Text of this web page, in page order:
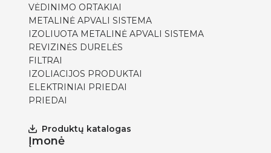
VĖDINIMO ORTAKIAI
METALINĖ APVALI SISTEMA
IZOLIUOTA METALINĖ APVALI SISTEMA
REVIZINĖS DURELĖS
FILTRAI
IZOLIACIJOS PRODUKTAI
ELEKTRINIAI PRIEDAI
PRIEDAI
Produktų katalogas
Įmonė